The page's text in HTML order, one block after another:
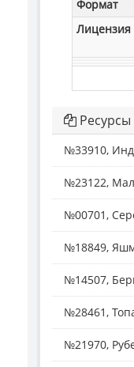
Формат
Лицензия
Ресурсы
№33910,
№23122,
№00701,
№18849,
№14507,
№28461,
№21970,